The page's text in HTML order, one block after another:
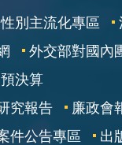
性別主流化專區
外交部對國內
決算
究報告
廉政會
件公告專區
出